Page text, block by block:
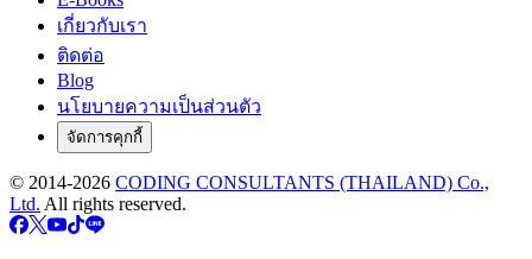
เกี่ยวกับเรา
ติดต่อ
Blog
นโยบายความเป็นส่วนตัว
จัดการคุกกี้
© 2014-2026 CODING CONSULTANTS (THAILAND) Co.,
Ltd. All rights reserved.